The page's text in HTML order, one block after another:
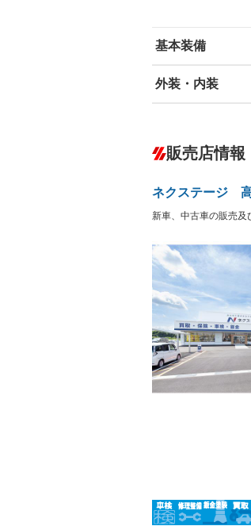
基本装備
エアバッグ：運転
－ ダウンヒルアシ
－ Bluetooth接続
外装・内装
オーディオ：CD
プレイヤー接続可
－
ヘッドライトウ
ー
－ LEDヘッドランプ
ETC
ランフラットタイ
－ フルフラットシ
－ シートヒーター
－ フロントカメラ
－ ルーフレール
販売店情報
ネクステージ
新車、中古車の販売及